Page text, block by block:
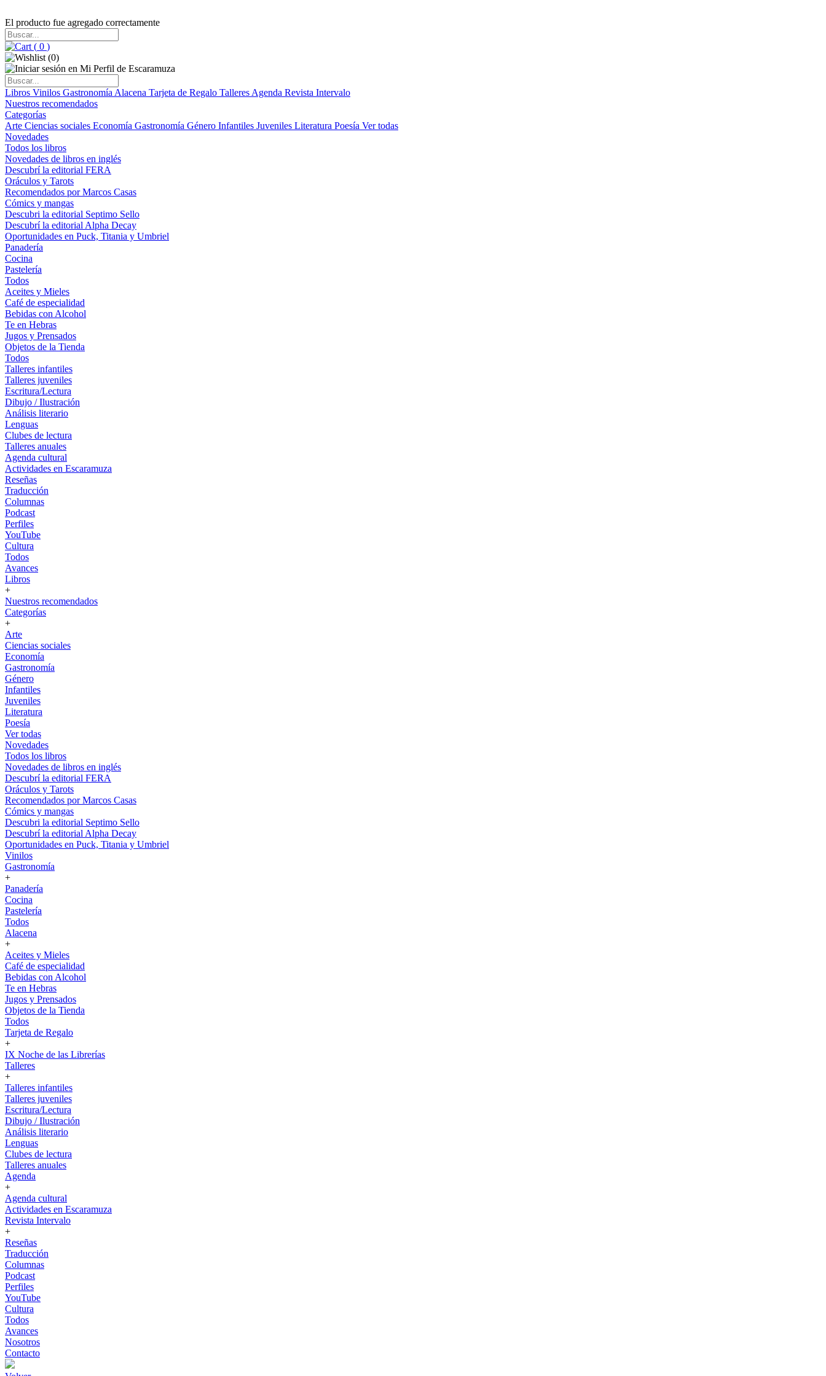
El producto fue agregado correctamente
( 0 )
(0)
Libros Vinilos Gastronomía Alacena Tarjeta de Regalo Talleres Agenda Revista Intervalo
Nuestros recomendados
Categorías
Arte Ciencias sociales Economía Gastronomía Género Infantiles Juveniles Literatura Poesía Ver todas
Novedades
Todos los libros
Novedades de libros en inglés
Descubrí la editorial FERA
Oráculos y Tarots
Recomendados por Marcos Casas
Cómics y mangas
Descubri la editorial Septimo Sello
Descubrí la editorial Alpha Decay
Oportunidades en Puck, Titania y Umbriel
Panadería
Cocina
Pastelería
Todos
Aceites y Mieles
Café de especialidad
Bebidas con Alcohol
Te en Hebras
Jugos y Prensados
Objetos de la Tienda
Todos
Talleres infantiles
Talleres juveniles
Escritura/Lectura
Dibujo / Ilustración
Análisis literario
Lenguas
Clubes de lectura
Talleres anuales
Agenda cultural
Actividades en Escaramuza
Reseñas
Traducción
Columnas
Podcast
Perfiles
YouTube
Cultura
Todos
Avances
Libros
+
Nuestros recomendados
Categorías
+
Arte
Ciencias sociales
Economía
Gastronomía
Género
Infantiles
Juveniles
Literatura
Poesía
Ver todas
Novedades
Todos los libros
Novedades de libros en inglés
Descubrí la editorial FERA
Oráculos y Tarots
Recomendados por Marcos Casas
Cómics y mangas
Descubri la editorial Septimo Sello
Descubrí la editorial Alpha Decay
Oportunidades en Puck, Titania y Umbriel
Vinilos
Gastronomía
+
Panadería
Cocina
Pastelería
Todos
Alacena
+
Aceites y Mieles
Café de especialidad
Bebidas con Alcohol
Te en Hebras
Jugos y Prensados
Objetos de la Tienda
Todos
Tarjeta de Regalo
+
IX Noche de las Librerías
Talleres
+
Talleres infantiles
Talleres juveniles
Escritura/Lectura
Dibujo / Ilustración
Análisis literario
Lenguas
Clubes de lectura
Talleres anuales
Agenda
+
Agenda cultural
Actividades en Escaramuza
Revista Intervalo
+
Reseñas
Traducción
Columnas
Podcast
Perfiles
YouTube
Cultura
Todos
Avances
Nosotros
Contacto